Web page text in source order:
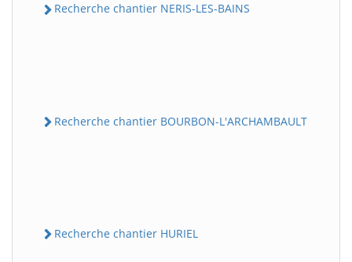
Recherche chantier NERIS-LES-BAINS
Recherche chantier BOURBON-L'ARCHAMBAULT
Recherche chantier HURIEL